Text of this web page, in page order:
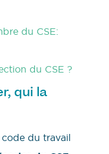
du CSE:
du CSE ?
qui la
code du travail